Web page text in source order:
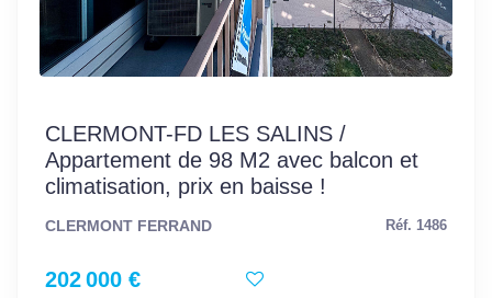
CLERMONT-FD LES SALINS /
Appartement de 98 M2 avec balcon et
climatisation, prix en baisse !
CLERMONT FERRAND Réf. 1486
202 000 €